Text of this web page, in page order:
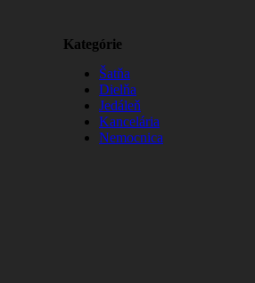
Kategórie
Šatňa
Dielňa
Jedáleň
Kancelária
Nemocnica